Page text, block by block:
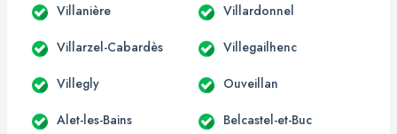
Villanière Villardonnel
Villarzel-Cabardès Villegailhenc
Villegly Ouveillan
Alet-les-Bains Belcastel-et-Buc